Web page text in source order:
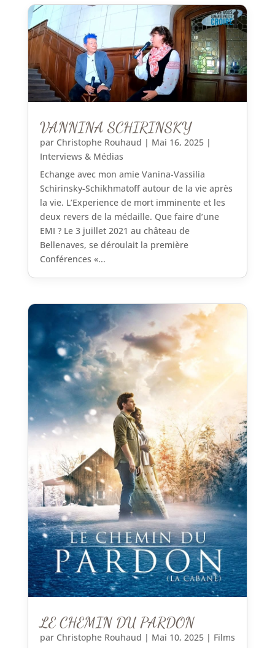
VANNINA SCHIRINSKY
par Christophe Rouhaud | Mai 16, 2025|
Interviews & Médias
Echange avec mon amie Vanina-Vassilia
Schirinsky-Schikhmatoff autour de la vie après
la vie. L’Experience de mort imminente et les
deux revers de la médaille. Que faire d’une
EMI ? Le 3 juillet 2021 au château de
Bellenaves, se déroulait la première
Conférences «...
LE CHEMIN DU PARDON
par Christophe Rouhaud | Mai 10, 2025| Films